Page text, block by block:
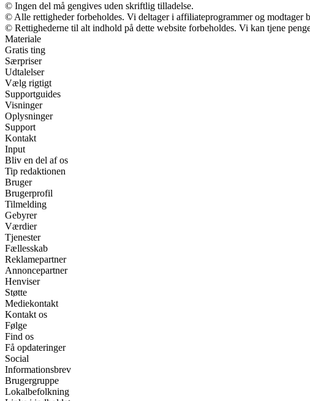
© Ingen del må gengives uden skriftlig tilladelse.
© Alle rettigheder forbeholdes. Vi deltager i affiliateprogrammer og modtager
© Rettighederne til alt indhold på dette website forbeholdes. Vi kan tjene
Materiale
Gratis ting
Særpriser
Udtalelser
Vælg rigtigt
Supportguides
Visninger
Oplysninger
Support
Kontakt
Input
Bliv en del af os
Tip redaktionen
Bruger
Brugerprofil
Tilmelding
Gebyrer
Værdier
Tjenester
Fællesskab
Reklamepartner
Annoncepartner
Henviser
Støtte
Mediekontakt
Kontakt os
Følge
Find os
Få opdateringer
Social
Informationsbrev
Brugergruppe
Lokalbefolkning